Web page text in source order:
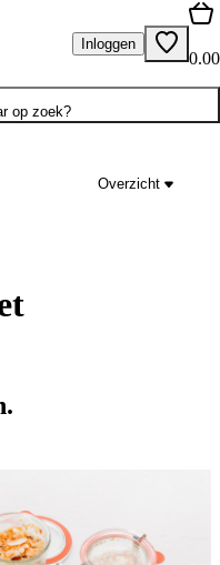
Inloggen
0.00
op zoek?
Overzicht